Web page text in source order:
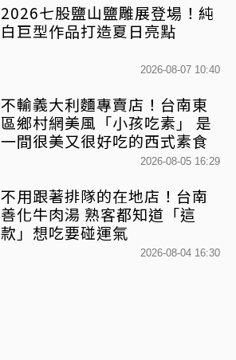
2026七股鹽山鹽雕展登場！純
白巨型作品打造夏日亮點
2026-08-07 10:40
不輸義大利麵專賣店！台南東
區鄉村網美風「小孩吃素」 是
一間很美又很好吃的西式素食
2026-08-05 16:29
不用跟著排隊的在地店！台南
善化牛肉湯 熟客都知道「這
款」想吃要碰運氣
2026-08-04 16:30